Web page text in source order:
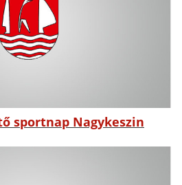
sportnap Nagykeszin